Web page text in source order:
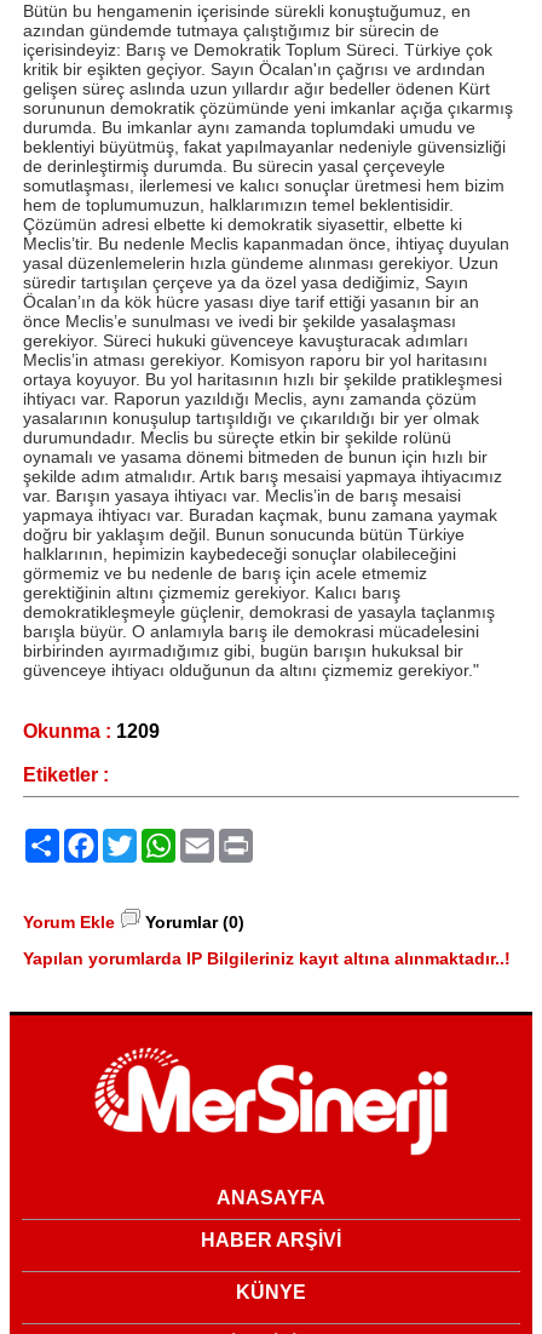
Bütün bu hengamenin içerisinde sürekli konuştuğumuz, en
azından gündemde tutmaya çalıştığımız bir sürecin de
içerisindeyiz: Barış ve Demokratik Toplum Süreci. Türkiye çok
kritik bir eşikten geçiyor. Sayın Öcalan'ın çağrısı ve ardından
gelişen süreç aslında uzun yıllardır ağır bedeller ödenen Kürt
sorununun demokratik çözümünde yeni imkanlar açığa çıkarmış
durumda. Bu imkanlar aynı zamanda toplumdaki umudu ve
beklentiyi büyütmüş, fakat yapılmayanlar nedeniyle güvensizliği
de derinleştirmiş durumda. Bu sürecin yasal çerçeveyle
somutlaşması, ilerlemesi ve kalıcı sonuçlar üretmesi hem bizim
hem de toplumumuzun, halklarımızın temel beklentisidir.
Çözümün adresi elbette ki demokratik siyasettir, elbette ki
Meclis’tir. Bu nedenle Meclis kapanmadan önce, ihtiyaç duyulan
yasal düzenlemelerin hızla gündeme alınması gerekiyor. Uzun
süredir tartışılan çerçeve ya da özel yasa dediğimiz, Sayın
Öcalan’ın da kök hücre yasası diye tarif ettiği yasanın bir an
önce Meclis’e sunulması ve ivedi bir şekilde yasalaşması
gerekiyor. Süreci hukuki güvenceye kavuşturacak adımları
Meclis’in atması gerekiyor. Komisyon raporu bir yol haritasını
ortaya koyuyor. Bu yol haritasının hızlı bir şekilde pratikleşmesi
ihtiyacı var. Raporun yazıldığı Meclis, aynı zamanda çözüm
yasalarının konuşulup tartışıldığı ve çıkarıldığı bir yer olmak
durumundadır. Meclis bu süreçte etkin bir şekilde rolünü
oynamalı ve yasama dönemi bitmeden de bunun için hızlı bir
şekilde adım atmalıdır. Artık barış mesaisi yapmaya ihtiyacımız
var. Barışın yasaya ihtiyacı var. Meclis’in de barış mesaisi
yapmaya ihtiyacı var. Buradan kaçmak, bunu zamana yaymak
doğru bir yaklaşım değil. Bunun sonucunda bütün Türkiye
halklarının, hepimizin kaybedeceği sonuçlar olabileceğini
görmemiz ve bu nedenle de barış için acele etmemiz
gerektiğinin altını çizmemiz gerekiyor. Kalıcı barış
demokratikleşmeyle güçlenir, demokrasi de yasayla taçlanmış
barışla büyür. O anlamıyla barış ile demokrasi mücadelesini
birbirinden ayırmadığımız gibi, bugün barışın hukuksal bir
güvenceye ihtiyacı olduğunun da altını çizmemiz gerekiyor."
Okunma : 1209
Etiketler :
PaylaşFacebook
TwitterWhatsApp
Email
Yorum Ekle
Yorumlar (0)
Yapılan yorumlarda IP Bilgileriniz kayıt altına alınmaktadır..!
ANASAYFA
HABER ARŞİVİ
KÜNYE